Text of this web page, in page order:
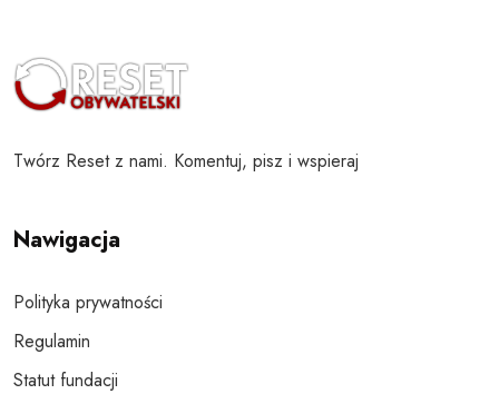
Twórz Reset z nami. Komentuj, pisz i wspieraj
Nawigacja
Polityka prywatności
Regulamin
Statut fundacji